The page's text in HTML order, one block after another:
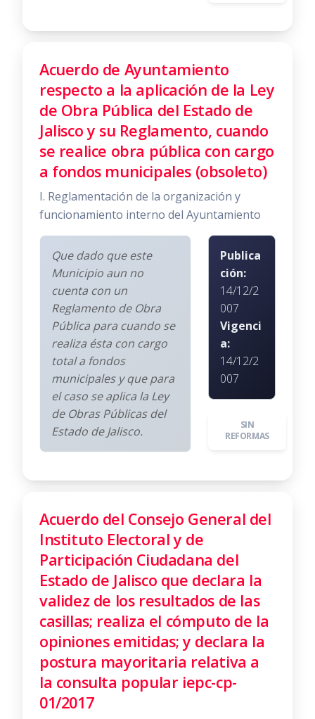
Acuerdo de Ayuntamiento
respecto a la aplicación de la Ley
de Obra Pública del Estado de
Jalisco y su Reglamento, cuando
se realice obra pública con cargo
a fondos municipales (obsoleto)
I. Reglamentación de la organización y
funcionamiento interno del Ayuntamiento
Que dado que este
Municipio aun no
cuenta con un
Reglamento de Obra
Pública para cuando se
realiza ésta con cargo
total a fondos
municipales y que para
el caso se aplica la Ley
de Obras Públicas del
Estado de Jalisco.
Publica
ción:
14/12/2
007
Vigenci
a:
14/12/2
007
SIN
REFORMAS
Acuerdo del Consejo General del
Instituto Electoral y de
Participación Ciudadana del
Estado de Jalisco que declara la
validez de los resultados de las
casillas; realiza el cómputo de la
opiniones emitidas; y declara la
postura mayoritaria relativa a
la consulta popular iepc-cp-
01/2017